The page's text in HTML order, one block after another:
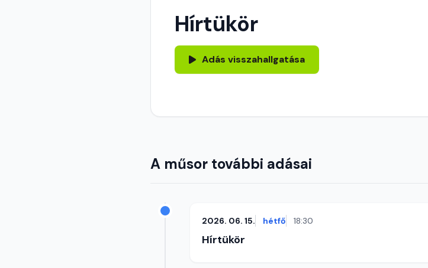
Hírtükör
Adás visszahallgatása
A műsor további adásai
2026. 06. 15. hétfő 18:30
Hírtükör